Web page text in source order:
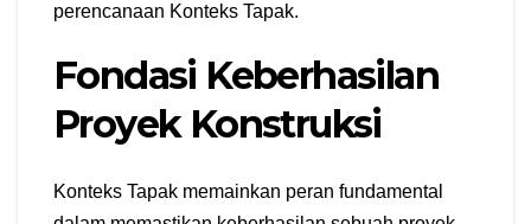
perencanaan Konteks Tapak.
Fondasi Keberhasilan
Proyek Konstruksi
Konteks Tapak memainkan peran fundamental